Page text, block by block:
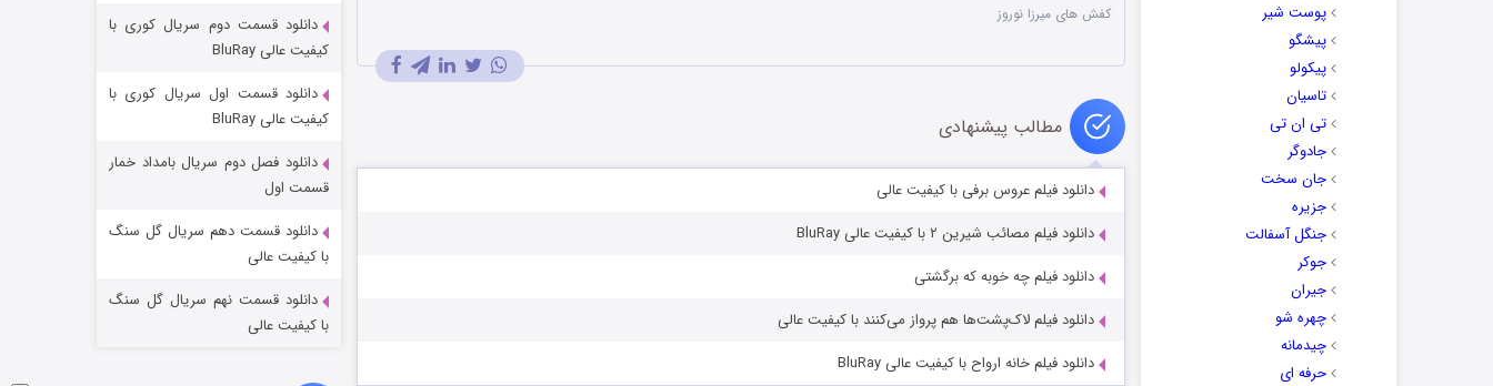
پوست شیر
پیشگو
پیکولو
تاسیان
تی ان تی
جادوگر
جان سخت
جزیره
جنگل آسفالت
جوکر
جیران
چهره شو
چیدمانه
حرفه ای
کفش های میرزا نوروز
مطالب پیشنهادی
دانلود فیلم عروس برفی با کیفیت عالی
دانلود فیلم مصائب شیرین ۲ با کیفیت عالی BluRay
دانلود فیلم چه خوبه که برگشتی
دانلود فیلم لاک‌پشت‌ها هم پرواز می‌کنند با کیفیت عالی
دانلود فیلم خانه ارواح با کیفیت عالی BluRay
شکست استوارت در نجات جهان
قسمت 7 (زیرنویس) منتشر شد
دانلود قسمت دوم سریال کوری با
کیفیت عالی BluRay
دانلود قسمت اول سریال کوری با
کیفیت عالی BluRay
دانلود فصل دوم سریال بامداد خمار
قسمت اول
دانلود قسمت دهم سریال گل سنگ
با کیفیت عالی
دانلود قسمت نهم سریال گل سنگ
با کیفیت عالی